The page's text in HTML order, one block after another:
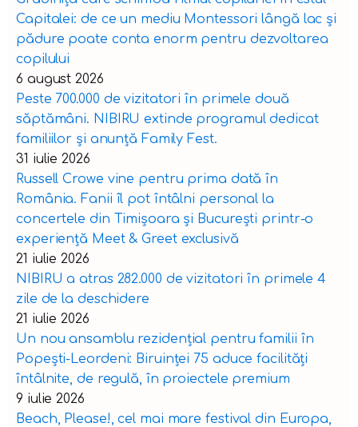
Capitalei: de ce un mediu Montessori lângă lac și
pădure poate conta enorm pentru dezvoltarea
copilului
6 august 2026
Peste 700.000 de vizitatori în primele două
săptămâni. NIBIRU extinde programul dedicat
familiilor și anunță Family Fest.
31 iulie 2026
Russell Crowe vine pentru prima dată în
România. Fanii îl pot întâlni personal la
concertele din Timișoara și București printr-o
experiență Meet & Greet exclusivă
21 iulie 2026
NIBIRU a atras 282.000 de vizitatori în primele 4
zile de la deschidere
21 iulie 2026
Un nou ansamblu rezidențial pentru familii în
Popești-Leordeni: Biruinței 75 aduce facilități
întâlnite, de regulă, în proiectele premium
9 iulie 2026
Beach, Please!, cel mai mare festival din Europa,